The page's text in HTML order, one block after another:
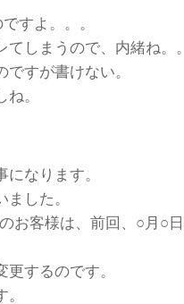
すよ。。。
しまうので、内緒ね。
すが書けない。
。
なります。
した。
お客様は、前回、○月○
するのです。